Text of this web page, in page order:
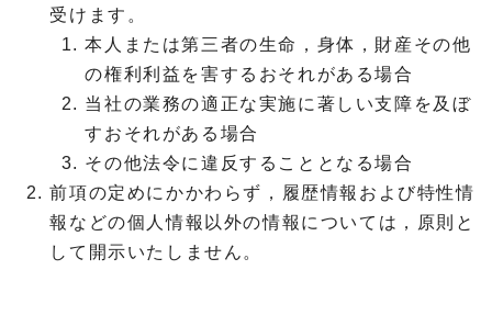
受けます。
本人または第三者の生命，身体，財産その他
の権利利益を害するおそれがある場合
当社の業務の適正な実施に著しい支障を及ぼ
すおそれがある場合
その他法令に違反することとなる場合
前項の定めにかかわらず，履歴情報および特性情
報などの個人情報以外の情報については，原則と
して開示いたしません。